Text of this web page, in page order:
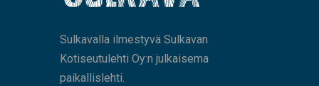
Sulkavalla ilmestyvä Sulkavan
Kotiseutulehti Oy:n julkaisema
paikallislehti.